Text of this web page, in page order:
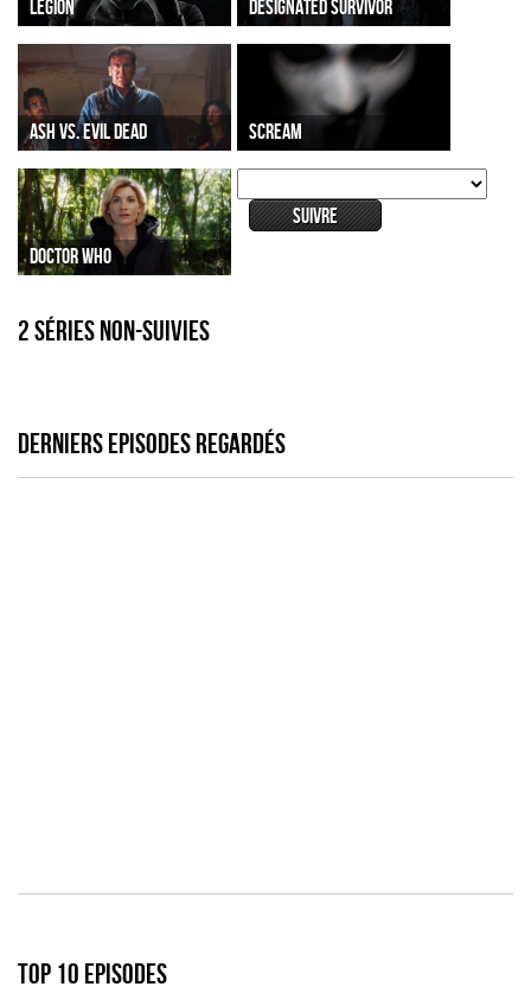
LEGION DESIGNATED SURVIVOR
ASH VS. EVIL DEAD SCREAM
DOCTOR WHO
2 séries non-suivies
DERNIERS EPISODES REGARDÉS
TOP 10 EPISODES